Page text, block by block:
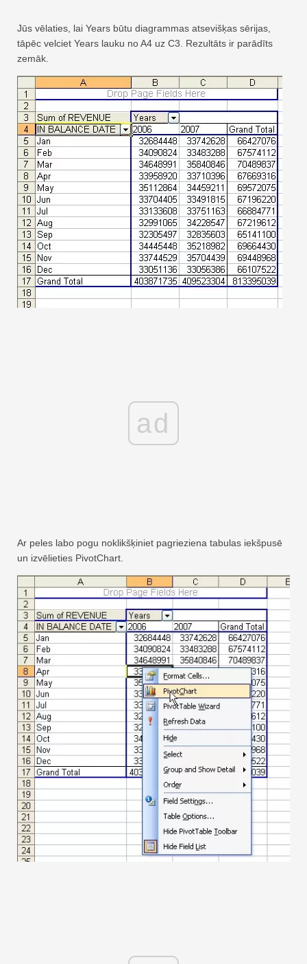
Jūs vēlaties, lai Years būtu diagrammas atsevišķas sērijas,
tāpēc velciet Years lauku no A4 uz C3. Rezultāts ir parādīts
zemāk.
ad
Ar peles labo pogu noklikšķiniet pagrieziena tabulas iekšpusē
un izvēlieties PivotChart.